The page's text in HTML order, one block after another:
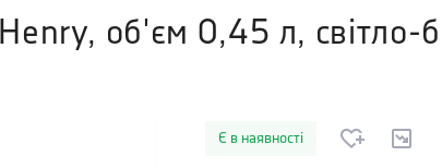
Henry, об'єм 0,45 л, світло-
Є в наявності